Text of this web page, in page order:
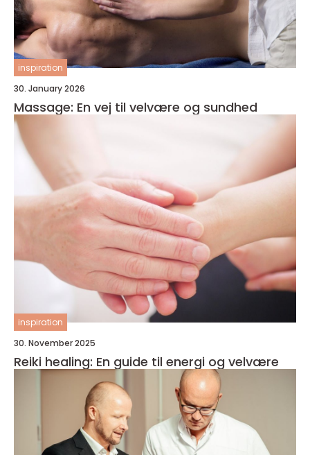
inspiration
30. January 2026
Massage: En vej til velvære og sundhed
inspiration
30. November 2025
Reiki healing: En guide til energi og velvære